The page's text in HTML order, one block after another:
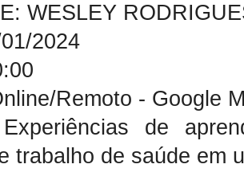
WESLEY
2024
Remoto - Google
de
trabalho de saúde em